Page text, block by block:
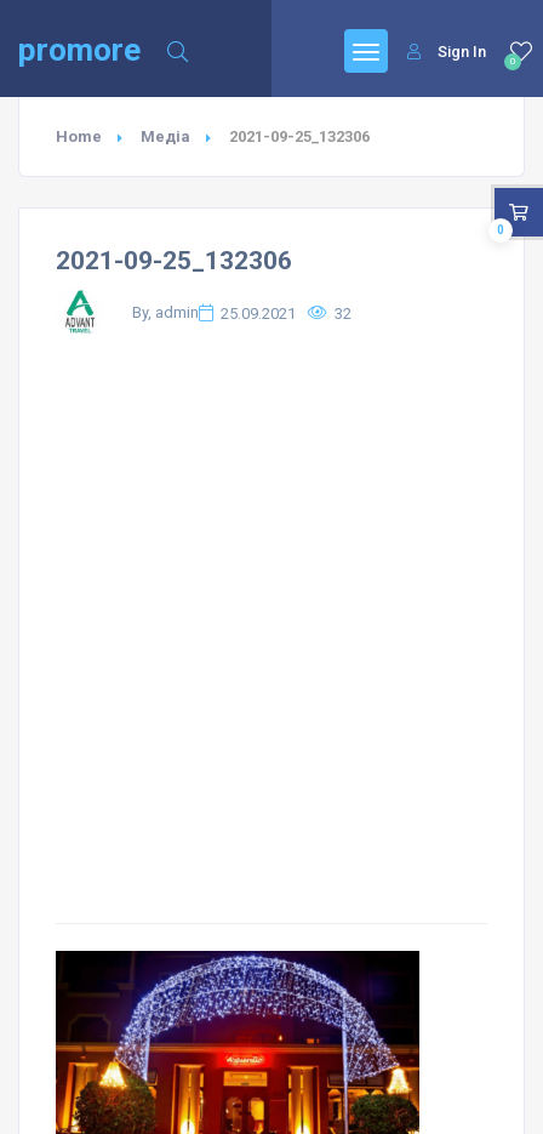
promore 0
Sign In
Home Медіа 2021-09-25_132306
2021-09-25_132306
By, admin 25.09.2021 32
0